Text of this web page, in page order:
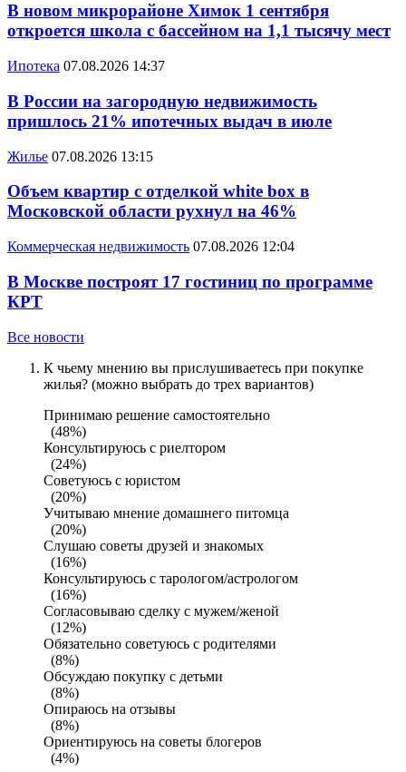
В новом микрорайоне Химок 1 сентября
откроется школа с бассейном на 1,1 тысячу мест
Ипотека 07.08.2026 14:37
В России на загородную недвижимость
пришлось 21% ипотечных выдач в июле
Жилье 07.08.2026 13:15
Объем квартир с отделкой white box в
Московской области рухнул на 46%
Коммерческая недвижимость 07.08.2026 12:04
В Москве построят 17 гостиниц по программе
КРТ
Все новости
К чьему мнению вы прислушиваетесь при покупке
жилья? (можно выбрать до трех вариантов)
Принимаю решение самостоятельно
(48%)
Консультируюсь с риелтором
(24%)
Советуюсь с юристом
(20%)
Учитываю мнение домашнего питомца
(20%)
Слушаю советы друзей и знакомых
(16%)
Консультируюсь с тарологом/астрологом
(16%)
Согласовываю сделку с мужем/женой
(12%)
Обязательно советуюсь с родителями
(8%)
Обсуждаю покупку с детьми
(8%)
Опираюсь на отзывы
(8%)
Ориентируюсь на советы блогеров
(4%)